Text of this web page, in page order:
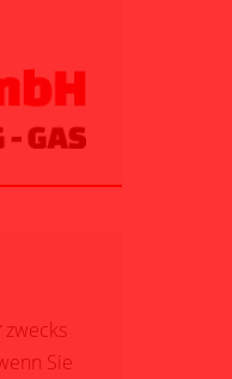
zwecks
Sie